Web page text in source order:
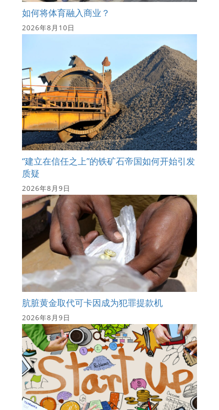
如何将体育融入商业？
2026年8月10日
“建立在信任之上”的铁矿石帝国如何开始引发
质疑
2026年8月9日
肮脏黄金取代可卡因成为犯罪提款机
2026年8月9日